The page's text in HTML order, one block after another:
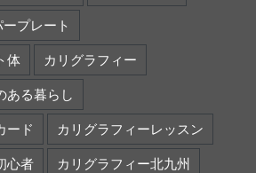
ープレート
体 カリグラフィー
ある暮らし
ード カリグラフィーレッスン
心者 カリグラフィー北九州